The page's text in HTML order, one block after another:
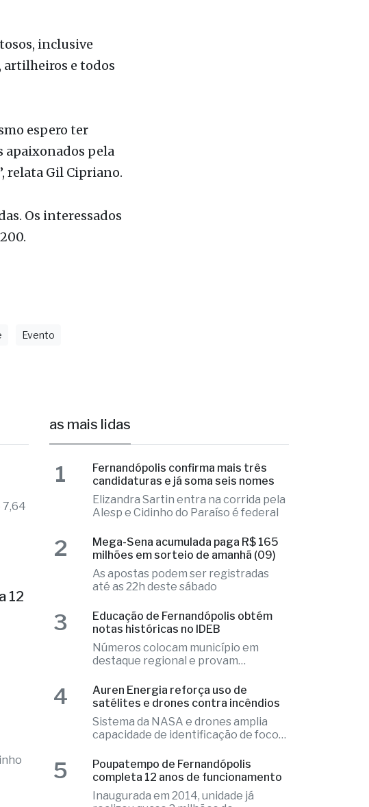
inclusive
artilheiros e todos
espero ter
apaixonados pela
relata Gil Cipriano.
Os interessados
12
as mais lidas
Fernandópolis confirma mais três
candidaturas e já soma seis nomes
Elizandra Sartin entra na corrida pela
Alesp e Cidinho do Paraíso é federal
1
Mega-Sena acumulada paga R$ 165
milhões em sorteio de amanhã (09)
As apostas podem ser registradas
até as 22h deste sábado
2
Educação de Fernandópolis obtém
notas históricas no IDEB
Números colocam município em
destaque regional e provam
3
Auren Energia reforça uso de
satélites e drones contra incêndios
Sistema da NASA e drones amplia
capacidade de identificação de focos
4
Poupatempo de Fernandópolis
completa 12 anos de funcionamento
Inaugurada em 2014, unidade já
5